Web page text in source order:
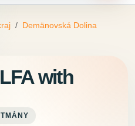
Demänovská Dolina
with